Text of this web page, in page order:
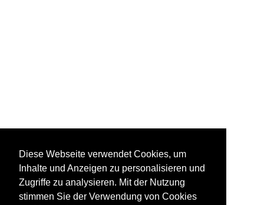
Diese Webseite verwendet Cookies, um
Inhalte und Anzeigen zu personalisieren und
Zugriffe zu analysieren. Mit der Nutzung
stimmen Sie der Verwendung von Cookies